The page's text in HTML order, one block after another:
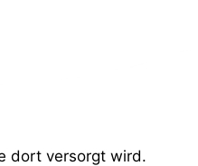
dort versorgt wird.